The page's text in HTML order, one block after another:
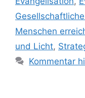
Menschen
und Licht,
Kommentar